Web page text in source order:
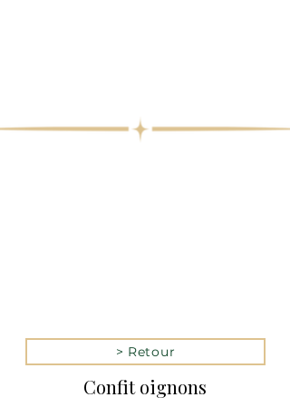
> Retour
Confit oignons